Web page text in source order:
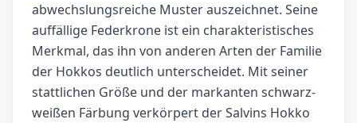
abwechslungsreiche Muster auszeichnet. Seine
auffällige Federkrone ist ein charakteristisches
Merkmal, das ihn von anderen Arten der Familie
der Hokkos deutlich unterscheidet. Mit seiner
stattlichen Größe und der markanten schwarz-
weißen Färbung verkörpert der Salvins Hokko